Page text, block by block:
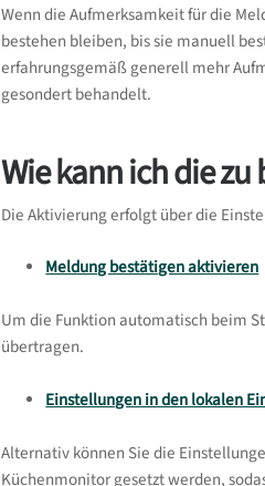
Wenn die Aufmerksamkeit für die
bestehen bleiben, bis sie manuell
erfahrungsgemäß generell mehr
gesondert behandelt.
Wie kann ich die
Die Aktivierung erfolgt über die
Meldung bestätigen aktivieren
Um die Funktion automatisch beim
übertragen.
Einstellungen in den lokalen
Alternativ können Sie die
Küchenmonitor gesetzt werden,